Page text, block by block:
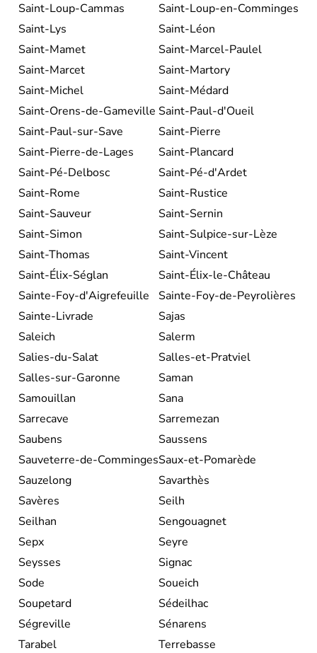
Saint-Loup-Cammas
Saint-Loup-en-Comminges
Saint-Lys
Saint-Léon
Saint-Mamet
Saint-Marcel-Paulel
Saint-Marcet
Saint-Martory
Saint-Michel
Saint-Médard
Saint-Orens-de-Gameville Saint-Paul-d'Oueil
Saint-Paul-sur-Save
Saint-Pierre
Saint-Pierre-de-Lages
Saint-Plancard
Saint-Pé-Delbosc
Saint-Pé-d'Ardet
Saint-Rome
Saint-Rustice
Saint-Sauveur
Saint-Sernin
Saint-Simon
Saint-Sulpice-sur-Lèze
Saint-Thomas
Saint-Vincent
Saint-Élix-Séglan
Saint-Élix-le-Château
Sainte-Foy-d'Aigrefeuille
Sainte-Foy-de-Peyrolières
Sainte-Livrade
Sajas
Saleich
Salerm
Salies-du-Salat
Salles-et-Pratviel
Salles-sur-Garonne
Saman
Samouillan
Sana
Sarrecave
Sarremezan
Saubens
Saussens
Sauveterre-de-CommingesSaux-et-Pomarède
Sauzelong
Savarthès
Savères
Seilh
Seilhan
Sengouagnet
Sepx
Seyre
Seysses
Signac
Sode
Soueich
Soupetard
Sédeilhac
Ségreville
Sénarens
Tarabel
Terrebasse